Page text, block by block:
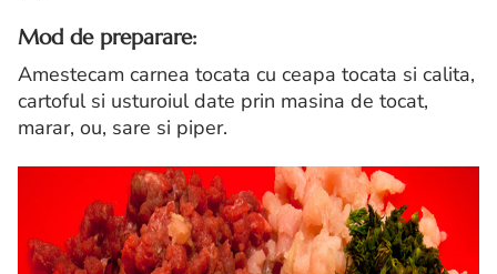
Mod de preparare:
Amestecam carnea tocata cu ceapa tocata si calita,
cartoful si usturoiul date prin masina de tocat,
marar, ou, sare si piper.